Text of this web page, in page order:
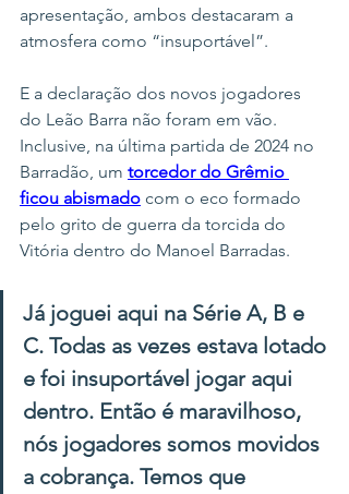
apresentação, ambos destacaram a
atmosfera como “insuportável”.
E a declaração dos novos jogadores
do Leão Barra não foram em vão.
Inclusive, na última partida de 2024 no
Barradão, um torcedor do Grêmio
ficou abismado com o eco formado
pelo grito de guerra da torcida do
Vitória dentro do Manoel Barradas.
Já joguei aqui na Série A, B e
C. Todas as vezes estava lotado
e foi insuportável jogar aqui
dentro. Então é maravilhoso,
nós jogadores somos movidos
a cobrança. Temos que